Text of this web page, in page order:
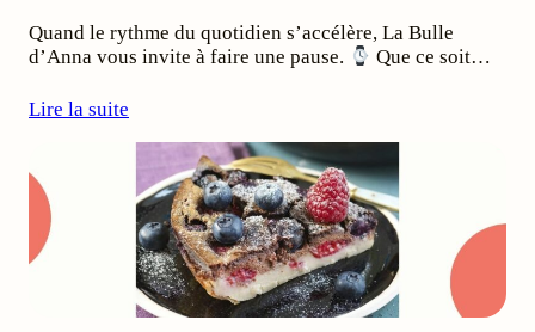
Quand le rythme du quotidien s’accélère, La Bulle
d’Anna vous invite à faire une pause.
Que ce soit…
Lire la suite